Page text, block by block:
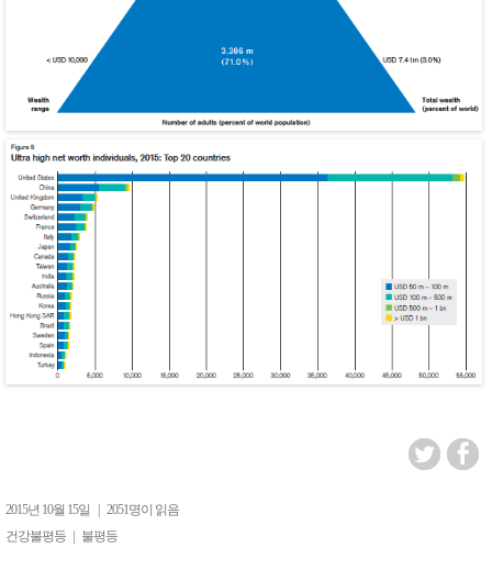
2015년 10월 15일
2051명이 읽음
건강불평등 | 불평등